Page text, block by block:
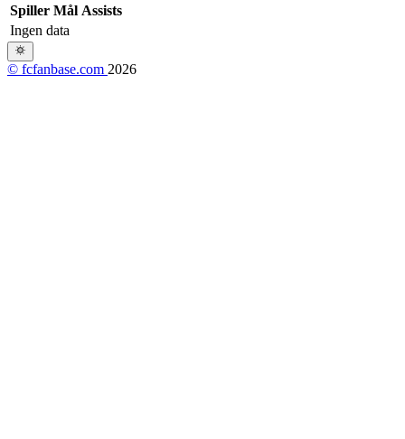
Spiller Mål Assists
Ingen data
© fcfanbase.com 2026